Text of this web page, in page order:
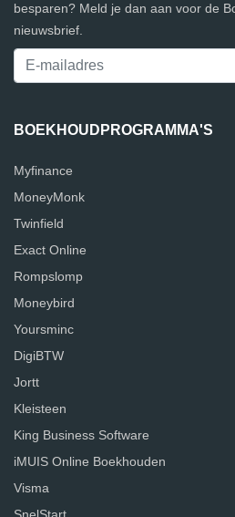
besparen? Meld je dan aan voor de
nieuwsbrief.
BOEKHOUDPROGRAMMA'S
Myfinance
MoneyMonk
Twinfield
Exact Online
Rompslomp
Moneybird
Yoursminc
DigiBTW
Jortt
Kleisteen
King Business Software
iMUIS Online Boekhouden
Visma